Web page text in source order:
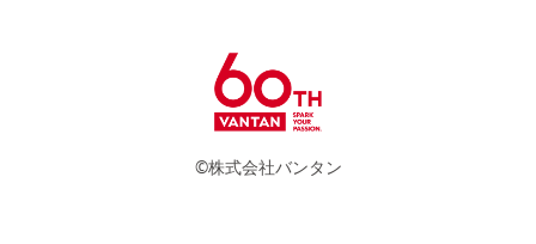
©株式会社バンタン